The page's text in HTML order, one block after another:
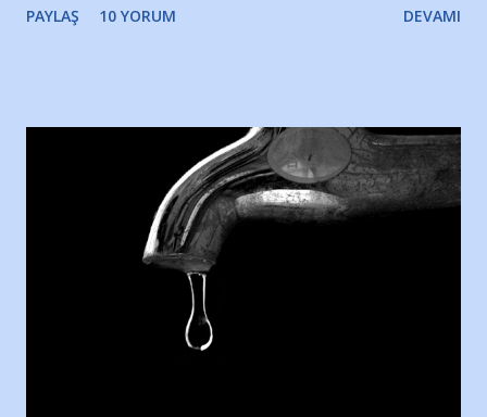
Yazımı, ağlayarak bitirebildim ancak…Kendisinin web
Nesrin’in Hikayesi’ne başlıyorum… 1964 Adana Yüzme
havuzunun kenarında 7 yaşında kara kuru bir kız çocuğu
duruyor. Havuzun içinde Adana Demirspor Kulübü
yüzücüleri. Erkekler çoğunlukta. Küçük kız etrafına bakıyor.
Sadece 4 kız çocuğu var. Nesrin, Adana Demirspor’un 4
kızından biri oluyor o gün…Giriyor havuza. 1973 – 1975
Adana Nesrin, 16 yaşında. Yüzüyor. 7 yaşında girdiği
PAYLAŞ 10 YORUM DEVAMI